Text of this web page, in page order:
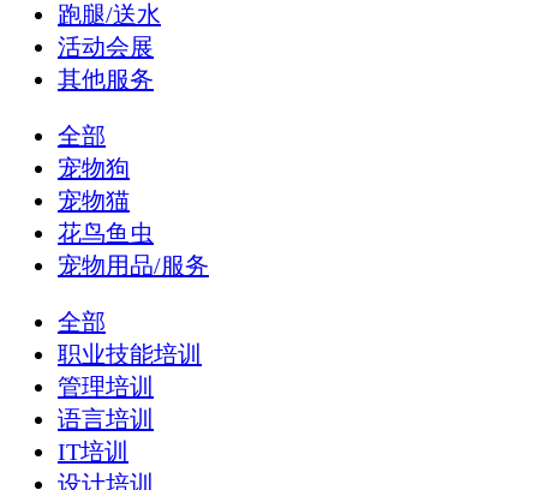
跑腿/送水
活动会展
其他服务
全部
宠物狗
宠物猫
花鸟鱼虫
宠物用品/服务
全部
职业技能培训
管理培训
语言培训
IT培训
设计培训